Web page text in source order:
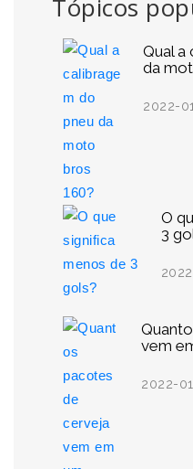
Tópicos
Qual a
da
2022-
O
3
vem
2022-